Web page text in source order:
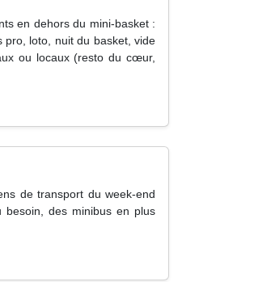
en dehors du mini-basket :
pro, loto, nuit du basket, vide
ou locaux (resto du cœur,
de transport du week-end
besoin, des minibus en plus